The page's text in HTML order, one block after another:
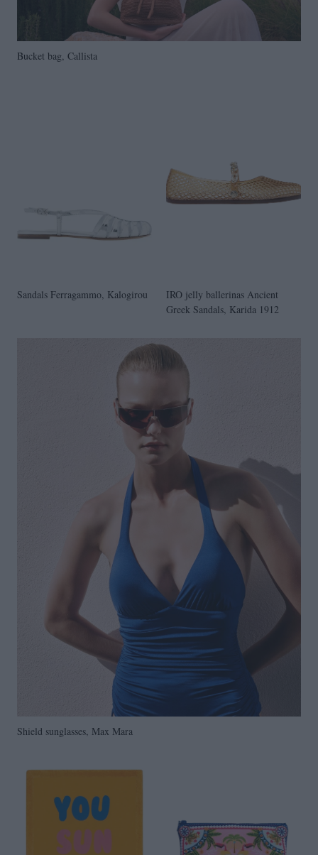
Bucket bag, Callista
Sandals Ferragammo, Kalogirou
IRO jelly ballerinas Ancient
Greek Sandals, Karida 1912
Shield sunglasses, Max Mara